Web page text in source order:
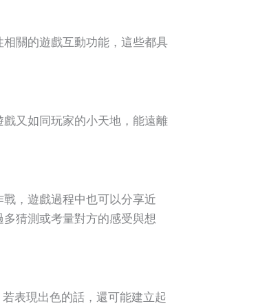
關的遊戲互動功能，這些都具
又如同玩家的小天地，能遠離
，遊戲過程中也可以分享近
猜測或考量對方的感受與想
表現出色的話，還可能建立起